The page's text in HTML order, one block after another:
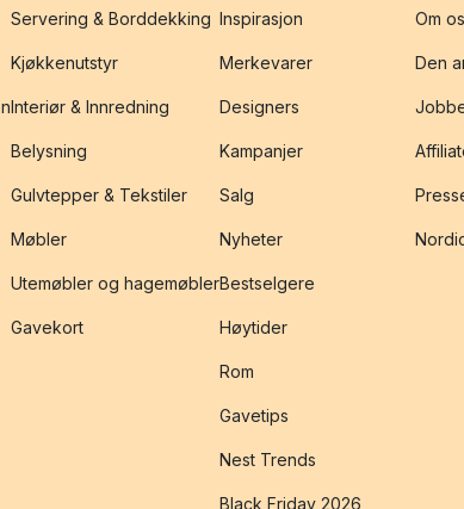
Servering & Borddekking
Kjøkkenutstyr
Interiør & Innredning
Belysning
Gulvtepper & Tekstiler
Møbler
Utemøbler og hagemøbler
Gavekort
Inspirasjon
Merkevarer
Designers
Kampanjer
Salg
Nyheter
Bestselgere
Høytider
Rom
Gavetips
Nest Trends
Black Friday 2026
Om
Den